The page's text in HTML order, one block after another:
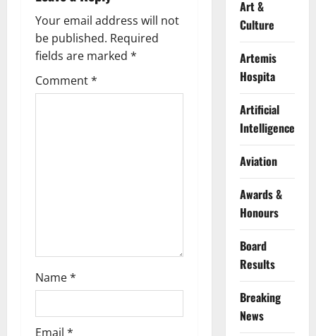
i
g
a
Your email address will not
be published. Required
fields are marked *
Comment*
Name*
Email *
Art &
Culture
Artemis
Hospita
Artificial
Intelligence
Aviation
Awards &
Honours
Board
Results
Breaking
News